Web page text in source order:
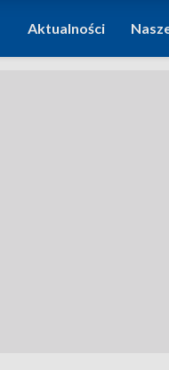
Aktualności